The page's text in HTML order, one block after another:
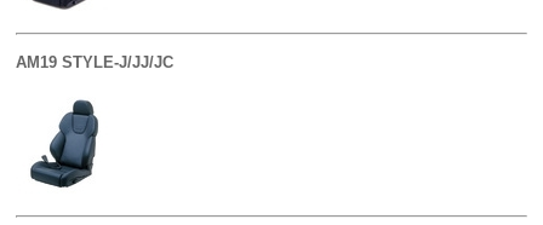
AM19 STYLE-J/JJ/JC